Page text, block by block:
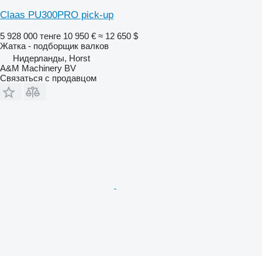
Claas PU300PRO pick-up
5 928 000 тенге 10 950 € ≈ 12 650 $
Жатка - подборщик валков
Нидерланды, Horst
A&M Machinery BV
Связаться с продавцом